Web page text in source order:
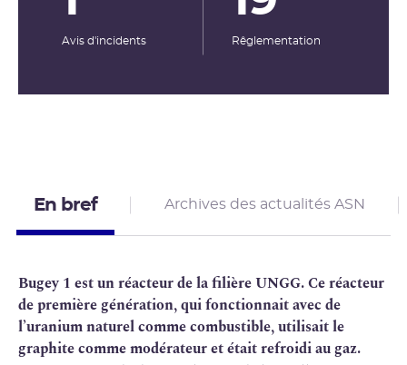
Avis d'incidents Rêglementation
En bref Archives des actualités ASN
Bugey 1 est un réacteur de la filière UNGG. Ce réacteur
de première génération, qui fonctionnait avec de
l’uranium naturel comme combustible, utilisait le
graphite comme modérateur et était refroidi au gaz.